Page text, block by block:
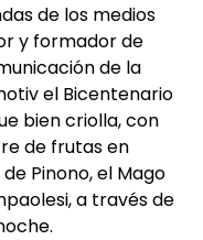
de los medios
y formador de
de la
el Bicentenario
bien criolla, con
de frutas en
Pinono, el Mago
a través de